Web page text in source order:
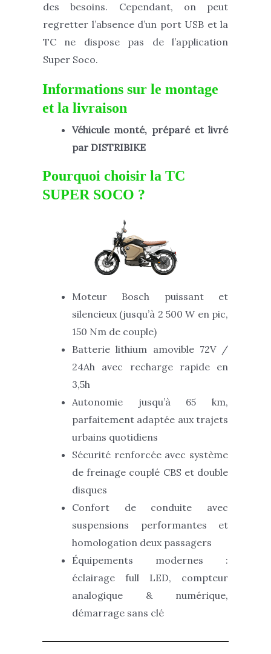
des besoins. Cependant, on peut
regretter l’absence d’un port USB et la
TC ne dispose pas de l’application
Super Soco.
Informations sur le montage
et la livraison
Véhicule monté, préparé et livré
par DISTRIBIKE
Pourquoi choisir la TC
SUPER SOCO ?
Moteur Bosch puissant et
silencieux (jusqu’à 2 500 W en pic,
150 Nm de couple)
Batterie lithium amovible 72V /
24Ah avec recharge rapide en
3,5h
Autonomie jusqu’à 65 km,
parfaitement adaptée aux trajets
urbains quotidiens
Sécurité renforcée avec système
de freinage couplé CBS et double
disques
Confort de conduite avec
suspensions performantes et
homologation deux passagers
Équipements modernes :
éclairage full LED, compteur
analogique & numérique,
démarrage sans clé